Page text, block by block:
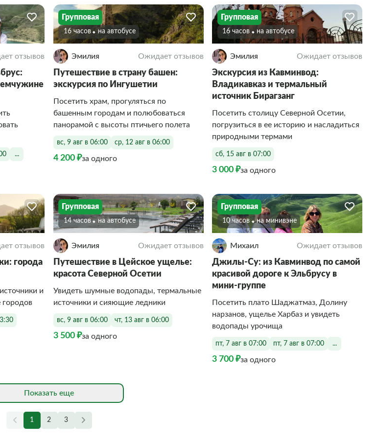
отзывов
...
Групповая
16 часов На автобусе
Эмилия Ожидает отзывов
Путешествие в страну башен:
экскурсия по Ингушетии
Посетить храм, прогуляться по
башенным городам и полюбоваться
панорамой с высоты птичьего полета
вс, 9 авг в 06:00 ср, 12 авг в 06:00
4 200 ₽за одного
Групповая
16 часов На автобусе
Эмилия Ожидает отзывов
Экскурсия из Кавминвод:
Владикавказ и термальный
источник Бирагзанг
Посетить столицу Северной Осетии,
погрузиться в ее историю и насладиться
природными термами
сб, 15 авг в 07:00
3 000 ₽за одного
отзывов
города
и
городов
Групповая
14 часов На автобусе
Эмилия Ожидает отзывов
Путешествие в Цейское ущелье:
красота Северной Осетии
Увидеть шумные водопады, термальные
источники и сияющие ледники
вс, 9 авг в 06:00 чт, 13 авг в 06:00
3 500 ₽за одного
Групповая
10 часов На минивэне
Михаил Ожидает отзывов
Джилы-Су: из Кавминвод по самой
красивой дороге к Эльбрусу в
мини-группе
Посетить плато Шаджатмаз, Долину
нарзанов, ущелье Харбаз и увидеть
водопады урочища
пт, 7 авг в 07:00 пт, 7 авг в 07:00 ...
3 700 ₽за одного
Показать еще
1 2 3